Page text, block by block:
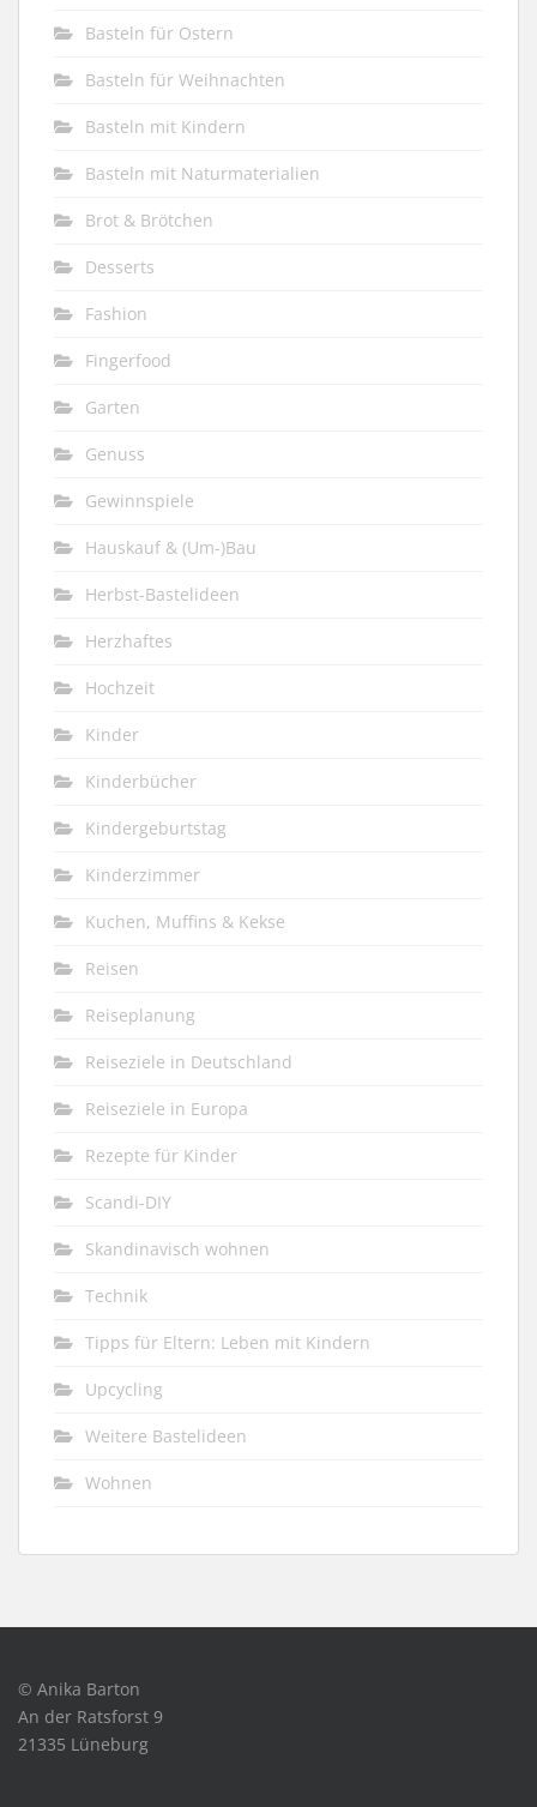
Basteln für Ostern
Basteln für Weihnachten
Basteln mit Kindern
Basteln mit Naturmaterialien
Brot & Brötchen
Desserts
Fashion
Fingerfood
Garten
Genuss
Gewinnspiele
Hauskauf & (Um-)Bau
Herbst-Bastelideen
Herzhaftes
Hochzeit
Kinder
Kinderbücher
Kindergeburtstag
Kinderzimmer
Kuchen, Muffins & Kekse
Reisen
Reiseplanung
Reiseziele in Deutschland
Reiseziele in Europa
Rezepte für Kinder
Scandi-DIY
Skandinavisch wohnen
Technik
Tipps für Eltern: Leben mit Kindern
Upcycling
Weitere Bastelideen
Wohnen
© Anika Barton
An der Ratsforst 9
21335 Lüneburg